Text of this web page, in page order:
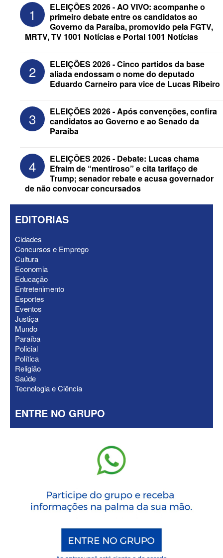
reeleição, Veneziano escolhe segundo
suplente para o Senado; saiba que é
ELEIÇÕES 2026 - Após convenções,
confira candidatos ao Governo e ao
Senado da Paraíba
1
ELEIÇÕES 2026 - AO VIVO: acompanhe o
primeiro debate entre os candidatos ao
Governo da Paraíba, promovido pela FGTV,
MRTV, TV 1001 Notícias e Portal 1001 Notícias
2
ELEIÇÕES 2026 - Cinco partidos da base
aliada endossam o nome do deputado
Eduardo Carneiro para vice de Lucas Ribeiro
3
ELEIÇÕES 2026 - Após convenções, confira
candidatos ao Governo e ao Senado da
Paraíba
4
ELEIÇÕES 2026 - Debate: Lucas chama
Efraim de “mentiroso” e cita tarifaço de
Trump; senador rebate e acusa governador
de não convocar concursados
EDITORIAS
Cidades
Concursos e Emprego
Cultura
Economia
Educação
Entretenimento
Esportes
Eventos
Justiça
Mundo
Paraíba
Policial
Política
Religião
Saúde
Tecnologia e Ciência
ENTRE NO GRUPO